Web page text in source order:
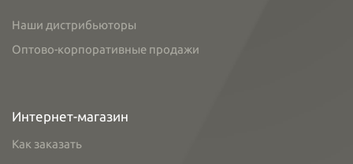
Наши дистрибьюторы
Оптово-корпоративные продажи
Интернет-магазин
Как заказать